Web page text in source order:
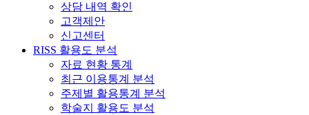
상담 내역 확인
고객제안
신고센터
RISS 활용도 분석
자료 현황 통계
최근 이용통계 분석
주제별 활용통계 분석
학술지 활용도 분석